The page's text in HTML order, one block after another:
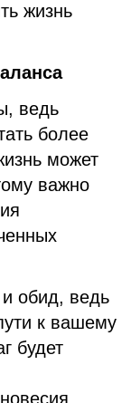
жизнь
ведь
более
может
важно
обид, ведь
к вашему
будет